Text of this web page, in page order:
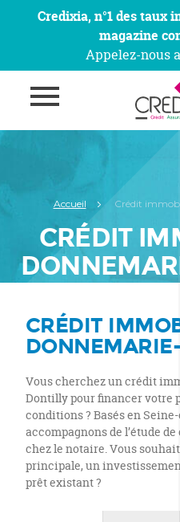
Credixia, n°1 des taux
magazine
Appelez-nous
Accueil Crédit
CRÉDIT
CRÉDIT
Vous cherchez un crédit
Dontilly pour financer votre
conditions ? Basés en
accompagnons de l’étude
chez le notaire. Vous
principale, un
prêt existant ?